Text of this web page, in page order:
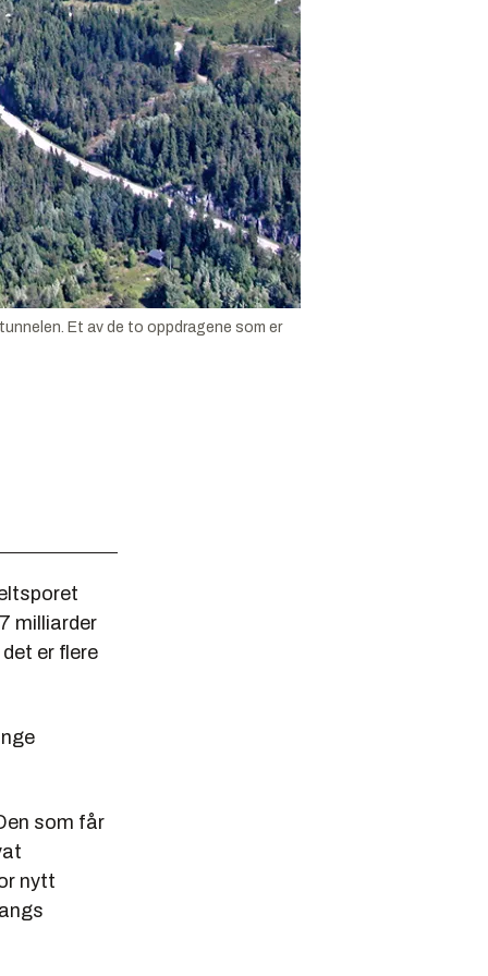
Et av de to oppdragene som er
milliarder
er flere
som får
nytt